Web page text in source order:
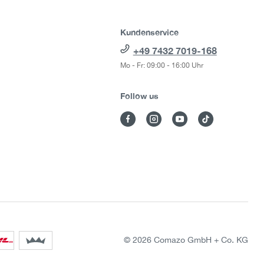
Kundenservice
+49 7432 7019-168
Mo - Fr: 09:00 - 16:00 Uhr
Follow us
© 2026 Comazo GmbH + Co. KG